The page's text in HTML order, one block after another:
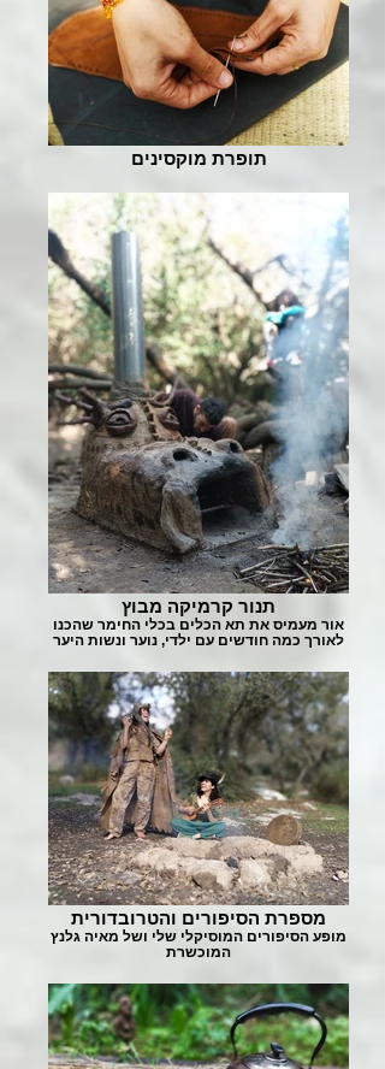
תופרת מוקסינים
תנור קרמיקה מבוץ
אור מעמיס את תא הכלים בכלי החימר שהכנו
לאורך כמה חודשים עם ילדי, נוער ונשות היער
מספרת הסיפורים והטרובדורית
מופע הסיפורים המוסיקלי שלי ושל מאיה גלנץ
המוכשרת